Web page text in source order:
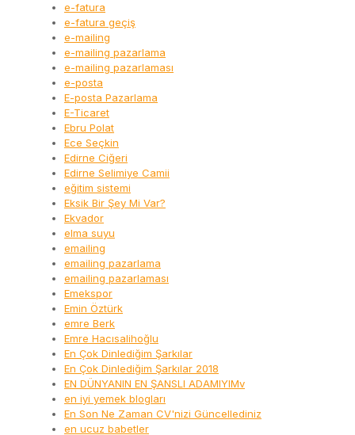
e-fatura
e-fatura geçiş
e-mailing
e-mailing pazarlama
e-mailing pazarlaması
e-posta
E-posta Pazarlama
E-Ticaret
Ebru Polat
Ece Seçkin
Edirne Ciğeri
Edirne Selimiye Camii
eğitim sistemi
Eksik Bir Şey Mi Var?
Ekvador
elma suyu
emailing
emailing pazarlama
emailing pazarlaması
Emekspor
Emin Öztürk
emre Berk
Emre Hacısalihoğlu
En Çok Dinlediğim Şarkılar
En Çok Dinlediğim Şarkılar 2018
EN DÜNYANIN EN ŞANSLI ADAMIYIMv
en iyi yemek blogları
En Son Ne Zaman CV'nizi Güncellediniz
en ucuz babetler